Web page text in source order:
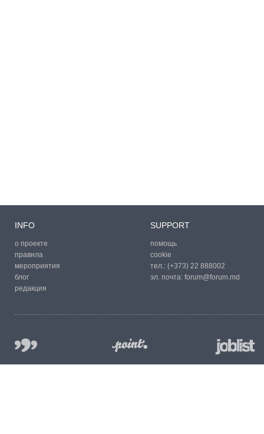
INFO
о проекте
правила
мероприятия
блог
редакция
SUPPORT
помощь
cookie
тел.: (+373) 22 888002
эл. почта: forum@forum.md